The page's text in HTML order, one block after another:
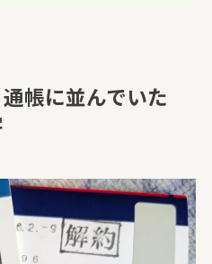
帳に並んでいた